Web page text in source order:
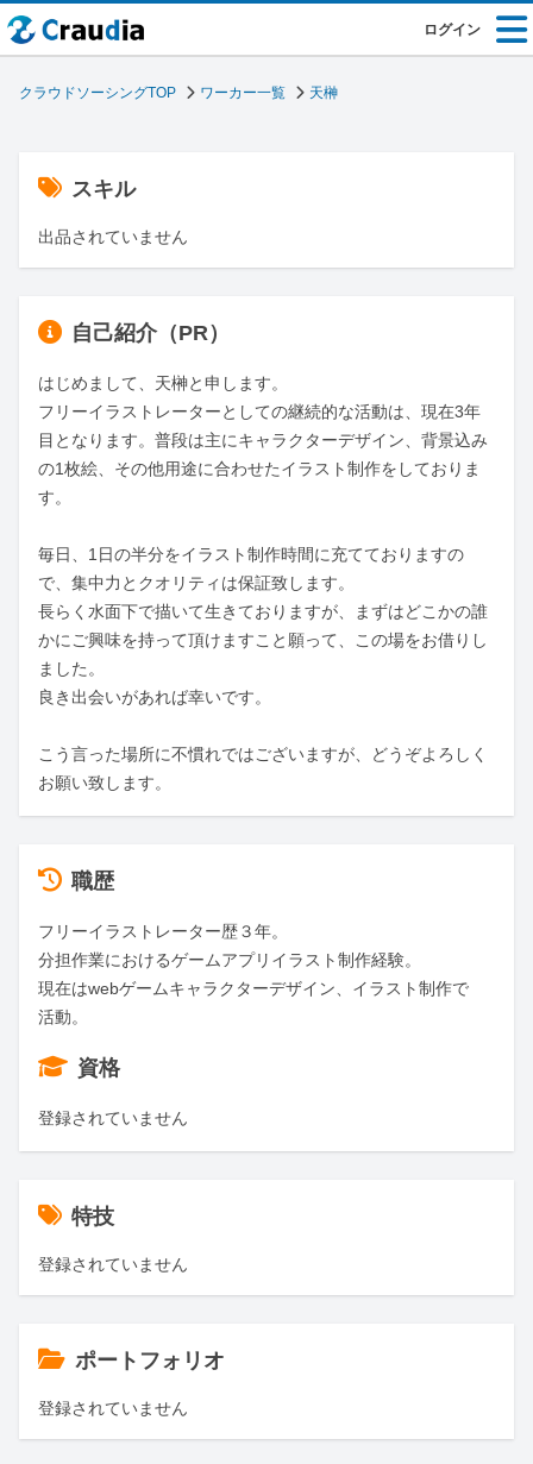
ログイン
クラウドソーシングTOP ワーカー一覧 天榊
スキル
出品されていません
自己紹介（PR）
はじめまして、天榊と申します。
フリーイラストレーターとしての継続的な活動は、現在3年
目となります。普段は主にキャラクターデザイン、背景込み
の1枚絵、その他用途に合わせたイラスト制作をしておりま
す。
毎日、1日の半分をイラスト制作時間に充てておりますの
で、集中力とクオリティは保証致します。
長らく水面下で描いて生きておりますが、まずはどこかの誰
かにご興味を持って頂けますこと願って、この場をお借りし
ました。
良き出会いがあれば幸いです。
こう言った場所に不慣れではございますが、どうぞよろしく
お願い致します。
職歴
フリーイラストレーター歴３年。
分担作業におけるゲームアプリイラスト制作経験。
現在はwebゲームキャラクターデザイン、イラスト制作で
活動。
資格
登録されていません
特技
登録されていません
ポートフォリオ
登録されていません